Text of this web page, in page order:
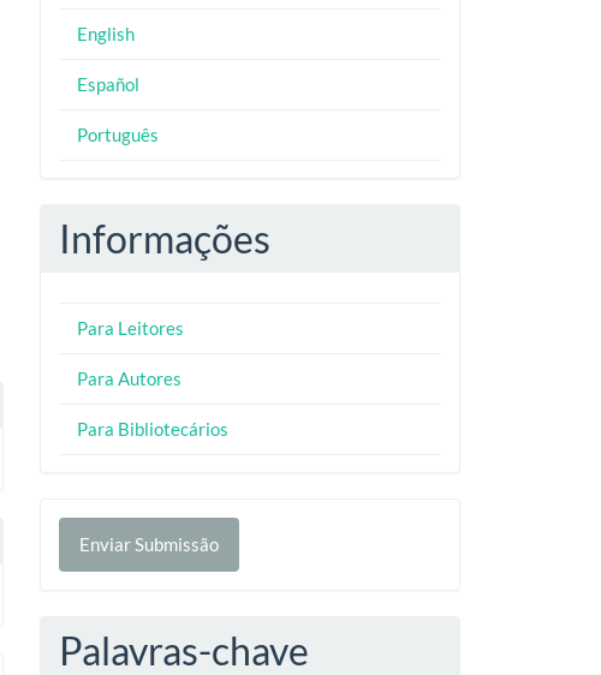
English
Español
Português
Informações
Para Leitores
Para Autores
Para Bibliotecários
Enviar
Submissão
Enviar Submissão
Palavras-chave